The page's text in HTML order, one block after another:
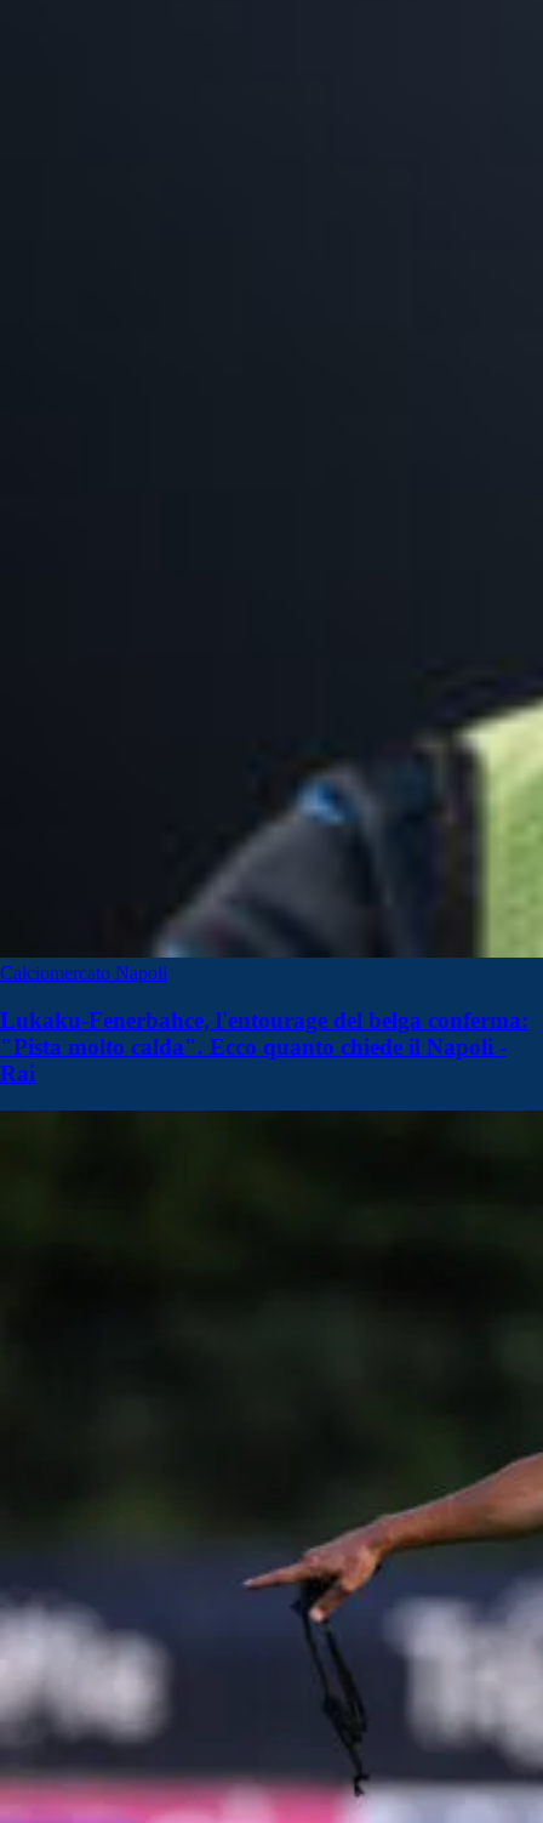
Calciomercato Napoli
Lukaku-Fenerbahce, l'entourage del belga conferma:
"Pista molto calda". Ecco quanto chiede il Napoli -
Rai